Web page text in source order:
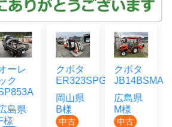
クボタ
ER323SPGMW
岡山県
B様
中古
クボタ
JB14BSMAGRS12J
広島県
M様
中古
クボタ
AW4F-
CS10M
広島県
O様